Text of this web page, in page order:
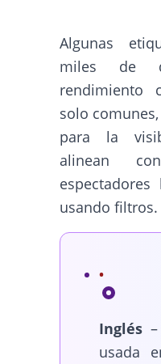
Algunas
miles de
rendimiento
solo
para la
alinean
usando filtros.
Inglés–
usada